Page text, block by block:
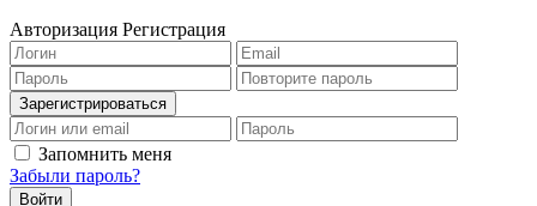
Авторизация Регистрация
Запомнить меня
Забыли пароль?